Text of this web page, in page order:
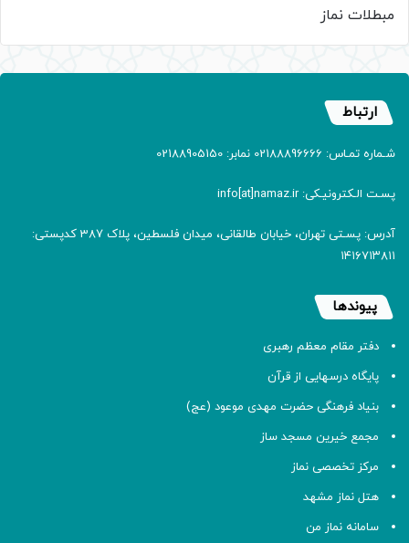
مبطلات نماز
ارتباط
شـماره تمـاس: 02188896666 نمابر: 02188905150
پسـت الـکترونیـکی: info[at]namaz.ir
آدرس: پسـتی تهران، خیابان طالقانی، میدان فلسطین، پلاک 387 کدپستی:
۱۴۱۶۷۱۳۸۱۱
پیوندها
دفتر مقام معظم رهبری
پایگاه درسهایی از قرآن
بنیاد فرهنگی حضرت مهدی موعود (عج)
مجمع خیرین مسجد ساز
مرکز تخصصی نماز
هتل نماز مشهد
سامانه نماز من